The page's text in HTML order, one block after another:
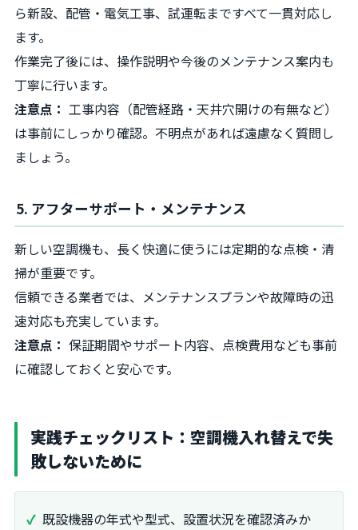
ら新設、配管・電気工事、試運転まですべて一貫対応し
ます。
作業完了後には、操作説明や今後のメンテナンス案内も
丁寧に行います。
注意点： 工事内容（配管経路・天井穴開けの有無など）
は事前にしっかり確認。不明点があれば遠慮なく質問し
ましょう。
5. アフターサポート・メンテナンス
新しい空調機も、長く快適に使うには定期的な点検・清
掃が重要です。
信頼できる業者では、メンテナンスプランや故障時の迅
速対応も充実しています。
注意点： 保証期間やサポート内容、点検費用なども事前
に確認しておくと安心です。
実践チェックリスト：空調機入れ替えで失
敗しないために
既設機器の年式や型式、設置状況を確認済みか